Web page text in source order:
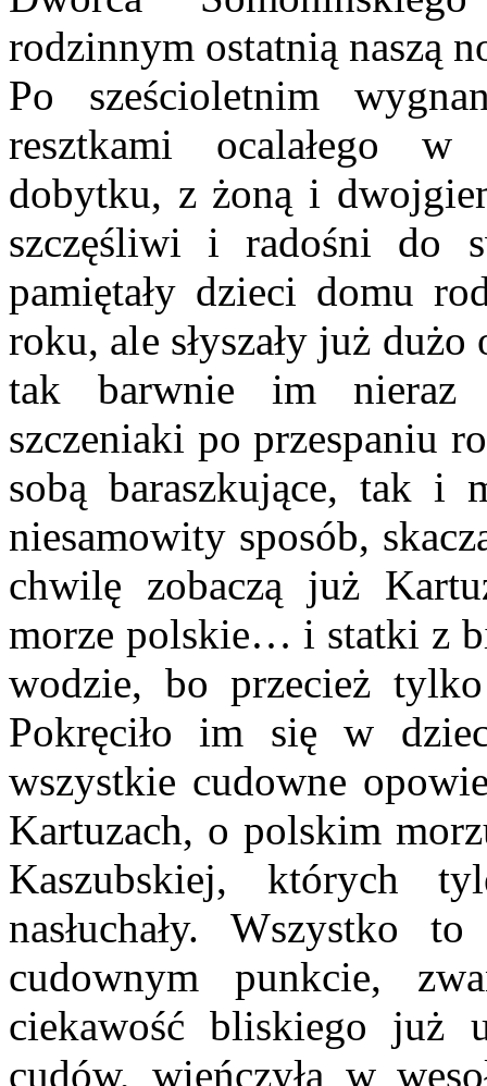
rodzinnym ostatnią naszą
Po sześcioletnim
resztkami ocalałego
dobytku, z żoną i
szczęśliwi i radośni do
pamiętały dzieci domu
roku, ale słyszały już
tak barwnie im nieraz
szczeniaki po przespaniu
sobą baraszkujące, tak i
niesamowity sposób,
chwilę zobaczą już
morze polskie… i statki z
wodzie, bo przecież
Pokręciło im się w
wszystkie cudowne
Kartuzach, o polskim
Kaszubskiej, których
nasłuchały. Wszystko
cudownym punkcie,
ciekawość bliskiego już
cudów, wieńczyła w